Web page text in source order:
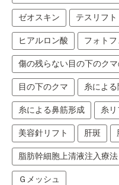
ゼオスキン テスリフト
ヒアルロン酸 フォト
傷の残らない目の下のク
目の下のクマ 糸によ
糸による鼻筋形成 糸リ
美容針リフト 肝斑
脂肪幹細胞上清液注入療法
Ｇメッシュ